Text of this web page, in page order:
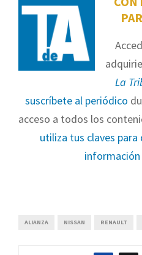
La
suscríbete al periódico
acceso a todos los
utiliza tus claves
ALIANZA NISSAN RENAULT